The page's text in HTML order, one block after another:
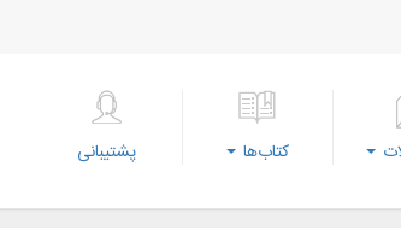
کتاب‌ها پشتیبانی